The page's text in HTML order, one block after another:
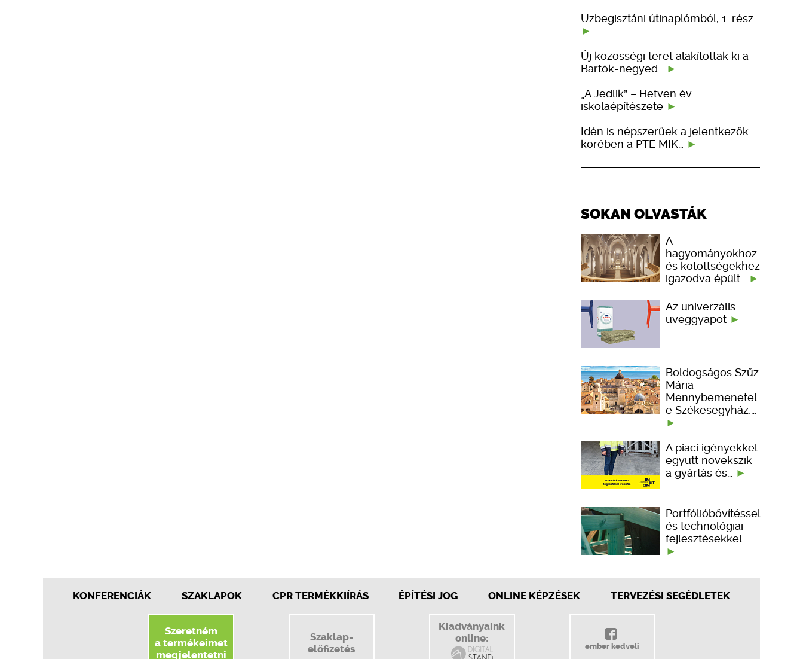
Üzbegisztáni útinaplómból, 1. rész
Új közösségi teret alakítottak ki a
Bartók-negyed…
„A Jedlik” – Hetven év
iskolaépítészete
Idén is népszerűek a jelentkezők
körében a PTE MIK…
SOKAN OLVASTÁK
A
hagyományokhoz
és kötöttségekhez
igazodva épült…
Az univerzális
üveggyapot
Boldogságos Szűz
Mária
Mennybemenetel
e Székesegyház,…
A piaci igényekkel
együtt növekszik
a gyártás és…
Portfólióbővítéssel
és technológiai
fejlesztésekkel…
KONFERENCIÁK SZAKLAPOK CPR TERMÉKKIÍRÁS ÉPÍTÉSI JOG ONLINE KÉPZÉSEK TERVEZÉSI SEGÉDLETEK
Szeretném
a termékeimet
megjelentetni
Szaklap-
előfizetés
Kiadványaink
online:
ember kedveli